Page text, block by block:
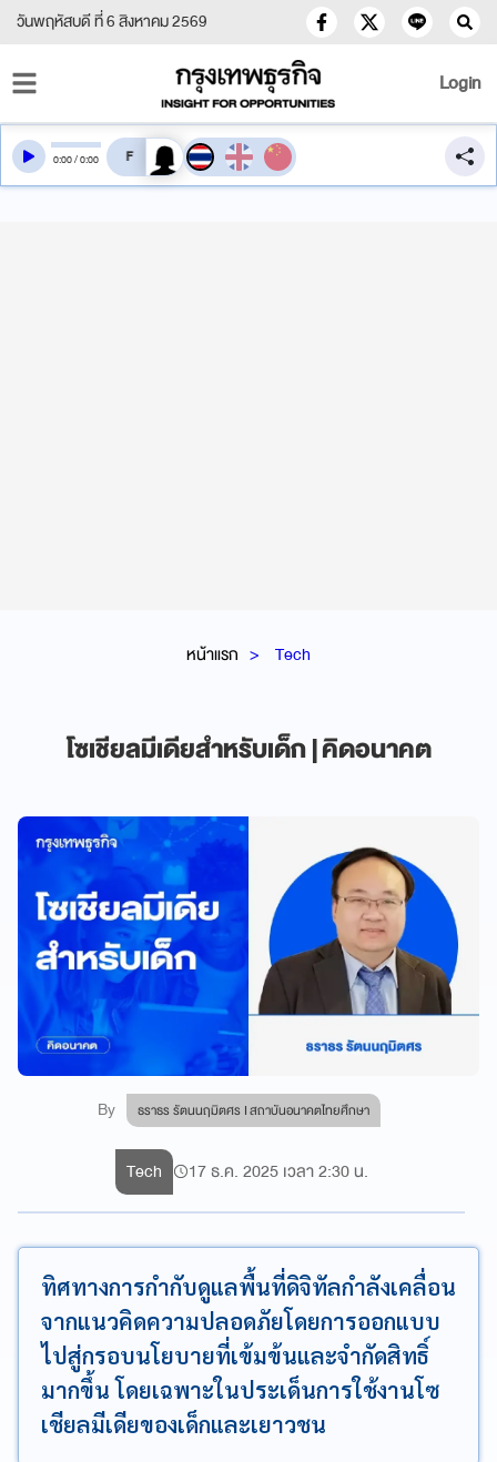
วันพฤหัสบดี ที่ 6 สิงหาคม 2569
Login
หน้าแรก Tech
โซเชียลมีเดียสำหรับเด็ก | คิดอนาคต
By ธราธร รัตนนฤมิตศร I สถาบันอนาคตไทยศึกษา
0:00/0:00 สลับเสียงอ่าน
Tech 17 ธ.ค. 2025 เวลา 2:30 น.
ทิศทางการกำกับดูแลพื้นที่ดิจิทัลกำลังเคลื่อน
จากแนวคิดความปลอดภัยโดยการออกแบบ
ไปสู่กรอบนโยบายที่เข้มข้นและจำกัดสิทธิ์
มากขึ้น โดยเฉพาะในประเด็นการใช้งานโซ
เชียลมีเดียของเด็กและเยาวชน